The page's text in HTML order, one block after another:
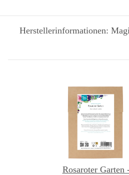
Herstellerinformationen:
Rosaroter Garten